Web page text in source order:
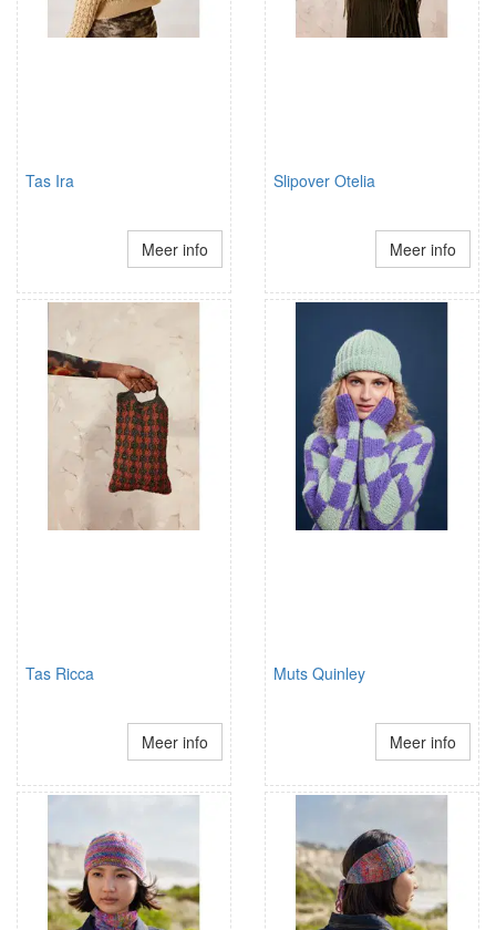
Tas Ira
Meer info
Slipover Otelia
Meer info
Tas Ricca
Meer info
Muts Quinley
Meer info